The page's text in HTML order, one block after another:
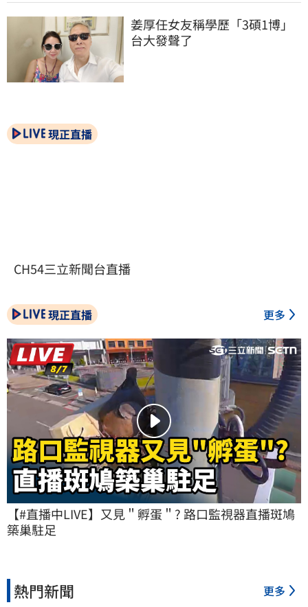
姜厚任女友稱學歷「3碩1博」
台大發聲了
現正直播
CH54三立新聞台直播
現正直播 更多
【#直播中LIVE】又見＂孵蛋＂? 路口監視器直播斑鳩
築巢駐足
熱門新聞 更多